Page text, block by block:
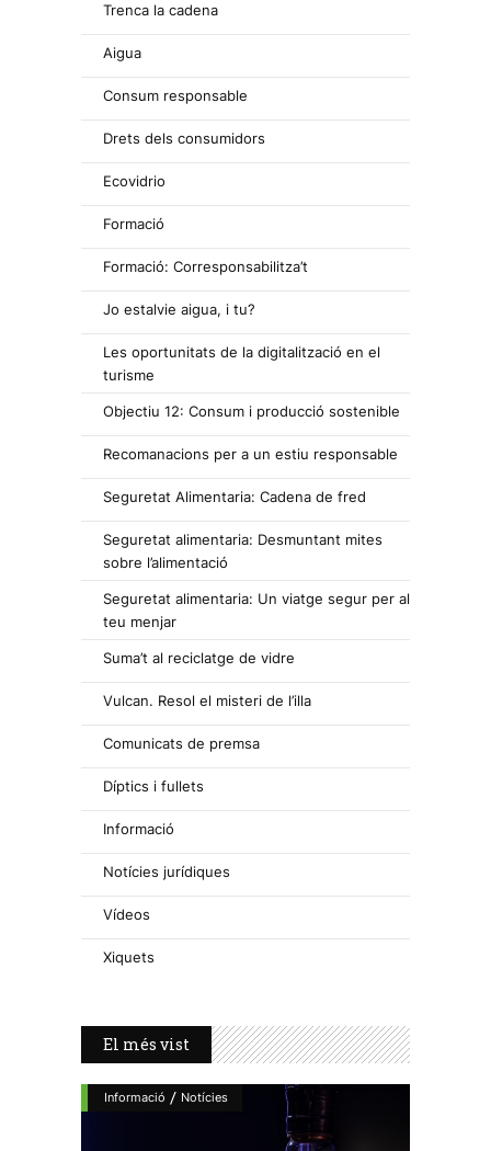
Trenca la cadena
Aigua
Consum responsable
Drets dels consumidors
Ecovidrio
Formació
Formació: Corresponsabilitza’t
Jo estalvie aigua, i tu?
Les oportunitats de la digitalització en el
turisme
Objectiu 12: Consum i producció sostenible
Recomanacions per a un estiu responsable
Seguretat Alimentaria: Cadena de fred
Seguretat alimentaria: Desmuntant mites
sobre l’alimentació
Seguretat alimentaria: Un viatge segur per al
teu menjar
Suma’t al reciclatge de vidre
Vulcan. Resol el misteri de l’illa
Comunicats de premsa
Díptics i fullets
Informació
Notícies jurídiques
Vídeos
Xiquets
El més vist
Informació / Notícies